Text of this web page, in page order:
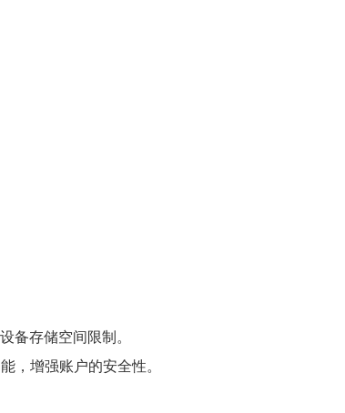
备存储空间限制。
，增强账户的安全性。